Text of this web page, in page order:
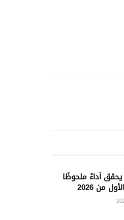
يحقق أداءً ملحوظًا
من 2026